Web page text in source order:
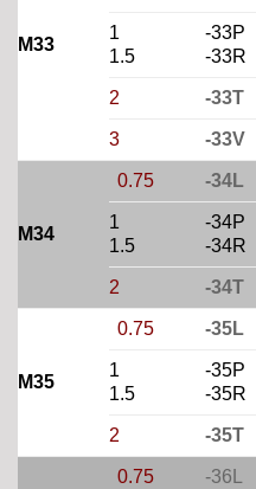
M33
1
1.5
-33P
-33R
2 -33T
3 -33V
M34
0.75 -34L
1
1.5
-34P
-34R
2 -34T
M35
0.75 -35L
1
1.5
-35P
-35R
2 -35T
0.75 -36L